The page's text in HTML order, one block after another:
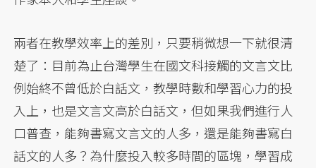
兩者在教學效率上的差別，只要稍微想一下就很清
楚了：目前為止台灣學生在國文科接觸的文言文比
例始終不曾低於白話文，教學時數和學習心力的投
入上，也是文言文高於白話文，但如果我們進行人
口普查，能夠書寫文言文的人多，還是能夠書寫白
話文的人多？為什麼投入較多時間的區塊，學習成